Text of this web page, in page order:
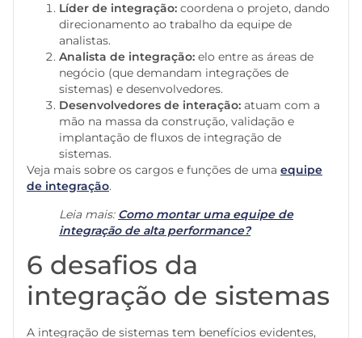
Líder de integração: coordena o projeto, dando
direcionamento ao trabalho da equipe de
analistas.
Analista de integração: elo entre as áreas de
negócio (que demandam integrações de
sistemas) e desenvolvedores.
Desenvolvedores de interação: atuam com a
mão na massa da construção, validação e
implantação de fluxos de integração de
sistemas.
Veja mais sobre os cargos e funções de uma equipe
de integração.
Leia mais: Como montar uma equipe de
integração de alta performance?
6 desafios da
integração de sistemas
A integração de sistemas tem benefícios evidentes,